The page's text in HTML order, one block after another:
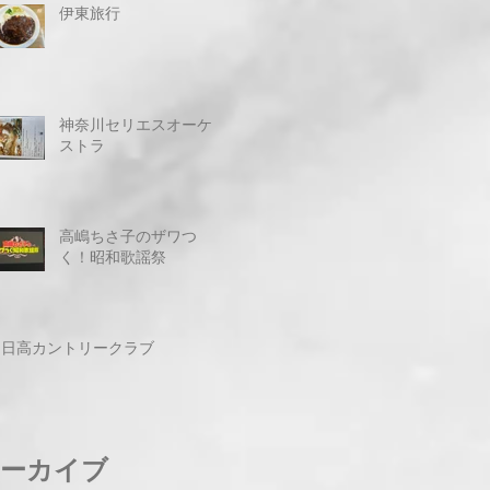
伊東旅行
神奈川セリエスオーケ
ストラ
高嶋ちさ子のザワつ
く！昭和歌謡祭
日高カントリークラブ
カイブ